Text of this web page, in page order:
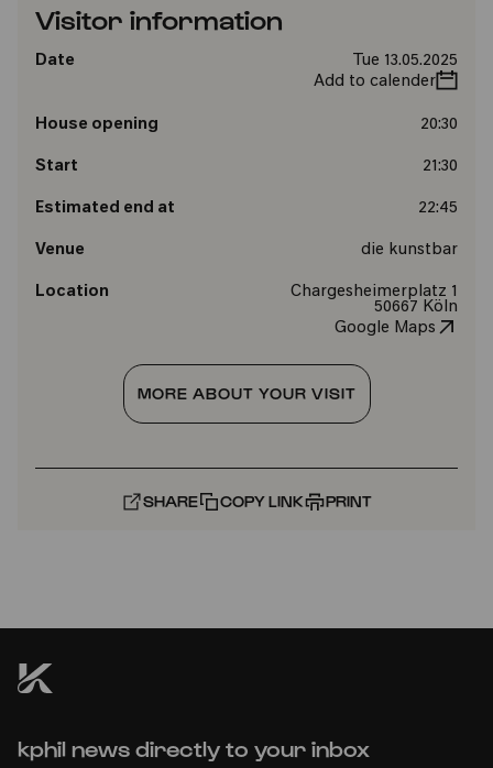
Visitor information
Date
Tue 13.05.2025
Add to calender
House opening 20:30
Start 21:30
Estimated end at 22:45
Venue die kunstbar
Location
Chargesheimerplatz 1
50667 Köln
Google Maps
MORE ABOUT YOUR VISIT
SHARE COPY LINK PRINT
kphil news directly to your inbox